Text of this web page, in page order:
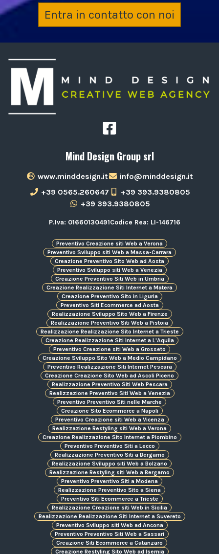
Entra in contatto con noi
Mind Design Group srl
www.minddesign.it
info@minddesign.it
+39 0565.260647
+39 393.9380805
+39 393.9380805
P.Iva: 01660130491Codice Rea: LI-146716
Preventivo Creazione siti Web a Verona
Preventivo Sviluppo siti Web a Massa-Carrara
Creazione Preventivo Sito Web ad Aosta
Preventivo Sviluppo siti Web a Venezia
Creazione Preventivo Siti Web in Umbria
Creazione Realizzazione Siti Internet a Matera
Creazione Preventivo Sito in Liguria
Preventivo Siti Ecommerce ad Aosta
Realizzazione Sviluppo Sito Web a Firenze
Realizzazione Preventivo Siti Web a Pistoia
Realizzazione Realizzazione Sito Internet a Trieste
Creazione Realizzazione Siti Internet a L'Aquila
Preventivo Creazione siti Web a Grosseto
Creazione Sviluppo Sito Web a Medio Campidano
Preventivo Realizzazione Siti Internet Pescara
Creazione Creazione Sito Web ad Ascoli Piceno
Realizzazione Preventivo Siti Web Pescara
Realizzazione Preventivo Siti Web a Venezia
Preventivo Preventivo Siti nelle Marche
Creazione Sito Ecommerce a Napoli
Preventivo Creazione siti Web a Vicenza
Realizzazione Restyling siti Web a Verona
Creazione Realizzazione Sito Internet a Piombino
Preventivo Preventivo Siti a Lecco
Realizzazione Preventivo Siti a Bergamo
Realizzazione Sviluppo siti Web a Bolzano
Realizzazione Restyling siti Web a Bergamo
Preventivo Preventivo Siti a Modena
Realizzazione Preventivo Sito a Siena
Preventivo Siti Ecommerce a Trieste
Realizzazione Creazione siti Web in Sicilia
Realizzazione Realizzazione Siti Internet a Suvereto
Preventivo Sviluppo siti Web ad Ancona
Preventivo Preventivo Siti Web a Sassari
Creazione Siti Ecommerce a Catanzaro
Creazione Restyling Sito Web ad Isernia